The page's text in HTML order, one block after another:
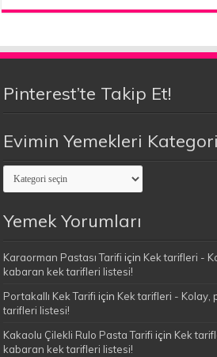
Pinterest’te Takip Et!
Evimin Yemekleri
Evimin
Yemekleri
Kategoriler
Yemek Yorumları
Karaorman Pastası Tarifi için Kek tarifleri -
kabaran kek tarifleri listesi!
Portakallı Kek Tarifi için Kek tarifleri - Kolay,
tarifleri listesi!
Kakaolu Çilekli Rulo Pasta Tarifi için Kek
kabaran kek tarifleri listesi!